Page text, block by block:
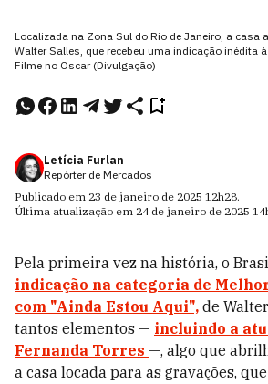
Localizada na Zona Sul do Rio de Janeiro, a casa
Walter Salles, que recebeu uma indicação inédita
Filme no Oscar (Divulgação)
Letícia Furlan
Repórter de Mercados
Publicado em 23 de janeiro de 2025 12h28.
Última atualização em 24 de janeiro de 2025
Pela primeira vez na história, o
indicação na categoria de
com "Ainda Estou Aqui", de
tantos elementos — incluindo a
Fernanda Torres —, algo que
a casa locada para as gravações,